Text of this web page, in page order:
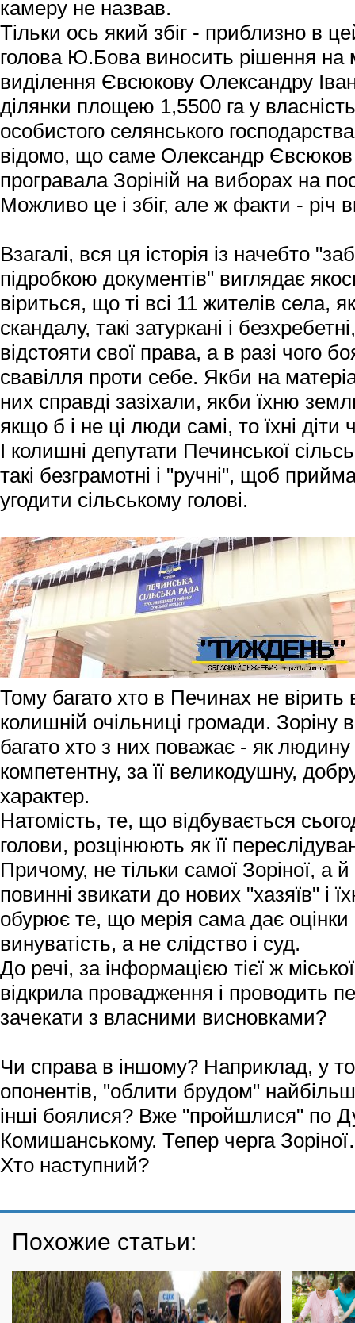
камеру не назвав.
Тільки ось який збіг - приблизно в
голова Ю.Бова виносить рішення на
виділення Євсюкову Олександру
ділянки площею 1,5500 га у
особистого селянського
відомо, що саме Олександр Євсюков
програвала Зоріній на виборах на
Можливо це і збіг, але ж факти - річ
Взагалі, вся ця історія із начебто
підробкою документів" виглядає
віриться, що ті всі 11 жителів села,
скандалу, такі затуркані і
відстояти свої права, а в разі чого
свавілля проти себе. Якби на
них справді зазіхали, якби їхню
якщо б і не ці люди самі, то їхні діти
І колишні депутати Печинської
такі безграмотні і "ручні", щоб
угодити сільському голові.
Тому багато хто в Печинах не вірить
колишній очільниці громади. Зоріну
багато хто з них поважає - як людину
компетентну, за її великодушну,
характер.
Натомість, те, що відбувається
голови, розцінюють як її
Причому, не тільки самої Зоріної, а
повинні звикати до нових "хазяїв" і
обурює те, що мерія сама дає оцінки
винуватість, а не слідство і суд.
До речі, за інформацією тієї ж
відкрила провадження і проводить
зачекати з власними висновками?
Чи справа в іншому? Наприклад, у
опонентів, "облити брудом"
інші боялися? Вже "пройшлися" по
Комишанському. Тепер черга
Хто наступний?
Похожие статьи: